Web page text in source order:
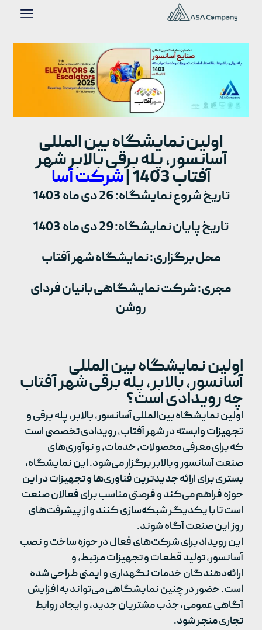
اولین نمایشگاه بین المللی
آسانسور، پله برقی بالابر شهر
آفتاب 1403 | شرکت آسا
تاریخ شروع نمایشگاه: 26 دی ماه 1403
تاریخ پایان نمایشگاه: 29 دی ماه 1403
محل برگزاری: نمایشگاه شهر آفتاب
مجری: شرکت نمایشگاهی بانیان فردای
روشن
اولین نمایشگاه بین المللی
آسانسور، بالابر، پله برقی شهر آفتاب
چه رویدادی است؟
اولین نمایشگاه بین‌المللیآسانسور، بالابر، پله برقی و
تجهیزات وابستهدر شهر آفتاب، رویدادی تخصصی است
که برای معرفی محصولات، خدمات، و نوآوری‌های
صنعت آسانسور و بالابر برگزار می‌شود. این نمایشگاه،
بستری برای ارائه جدیدترین فناوری‌ها و تجهیزات در این
حوزه فراهم می‌کند و فرصتی مناسب برای فعالان صنعت
است تا با یکدیگر شبکه‌سازی کنند و از پیشرفت‌های
روز این صنعت آگاه شوند.
این رویداد برای شرکت‌های فعال در حوزه ساخت و نصب
آسانسور، تولید قطعات و تجهیزات مرتبط، و
ارائه‌دهندگان خدمات نگهداری و ایمنی طراحی شده
است. حضور در چنین نمایشگاهی می‌تواند به افزایش
آگاهی عمومی، جذب مشتریان جدید، و ایجاد روابط
تجاری منجر شود.